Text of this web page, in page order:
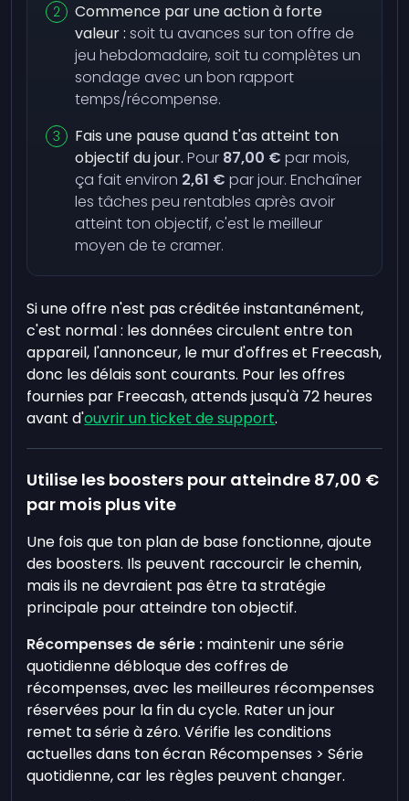
Commence par une action à forte
valeur : soit tu avances sur ton offre de
jeu hebdomadaire, soit tu complètes un
sondage avec un bon rapport
temps/récompense.
Fais une pause quand t'as atteint ton
objectif du jour. Pour 87,00 € par mois,
ça fait environ 2,61 € par jour. Enchaîner
les tâches peu rentables après avoir
atteint ton objectif, c'est le meilleur
moyen de te cramer.
Si une offre n'est pas créditée instantanément,
c'est normal : les données circulent entre ton
appareil, l'annonceur, le mur d'offres et Freecash,
donc les délais sont courants. Pour les offres
fournies par Freecash, attends jusqu'à 72 heures
avant d'ouvrir un ticket de support.
Utilise les boosters pour atteindre 87,00 €
par mois plus vite
Une fois que ton plan de base fonctionne, ajoute
des boosters. Ils peuvent raccourcir le chemin,
mais ils ne devraient pas être ta stratégie
principale pour atteindre ton objectif.
Récompenses de série : maintenir une série
quotidienne débloque des coffres de
récompenses, avec les meilleures récompenses
réservées pour la fin du cycle. Rater un jour
remet ta série à zéro. Vérifie les conditions
actuelles dans ton écran Récompenses > Série
quotidienne, car les règles peuvent changer.